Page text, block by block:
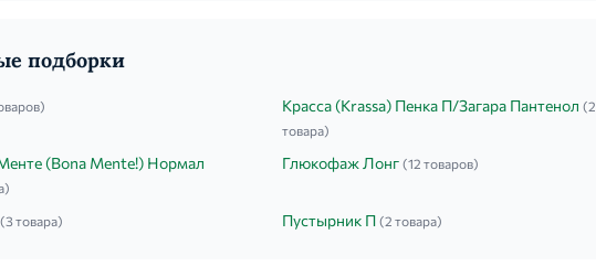
подборки
Красса (Krassa) Пенка П/Загара Пантенол (2
товара)
(Bona Mente!) Нормал
Глюкофаж Лонг (12 товаров)
(3 товара) Пустырник П (2 товара)